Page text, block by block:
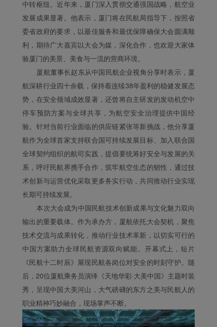
中转枢纽。近年来，厦门深入贯彻交通强国战略，航空业
发展成果显著。他表示，厦门将在民航局指导下，按照省
委省政府的要求，以最佳服务和最优保障确保大会圆满顺
利，期待广大嘉宾以大会为媒，深化合作，也欢迎大家体
验厦门的美景、美食与一流的营商环境。
厦航董事长赵东从中国民航企业视角分享时表示，厦
航深耕行业四十余载，保持着连续38年盈利的稳健发展态
势，在安全领域成效显著，还曾将自主研发的发动机空中
停车预防方案与全球共享，为航空安全治理提供中国经
验。针对当前行业面临的供应链紧张等新挑战，他分享厦
航作为全球首家支持联合国可持续发展目标、加入联合国
全球契约组织的航司实践，提倡要统筹好安全与发展的关
系，呼吁民航界携手合作，筑牢航空生态的韧性，通过技
术创新与运营优化采取更多务实行动，共同推动行业实现
长期可持续发展。
本次大会成为中国民航技术创新成果与文化魅力双向
输出的重要载体。作为承办方，厦航依托大会契机，聚焦
技术交流与成果转化，推动行业技术革新，以切实可行的
中国方案助力全球民航资源双向赋能。开幕式上，短片
《民航十二时辰》展现民航各岗位对安全的时刻守护。随
后，20位厦航乘务员演绎《天地华彩·大美中国》主题时装
秀，呈现中国大美河山，大气磅礴的东方之美与民航人的
职业精神巧妙融合，现场掌声不断。